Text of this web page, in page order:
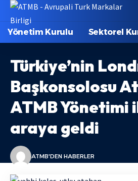
Yönetim Kurulu Sektorel
Türkiye’nin
Başkonsolosu
ATMB Yönetimi
araya geldi
ATMB'DEN HABERLER